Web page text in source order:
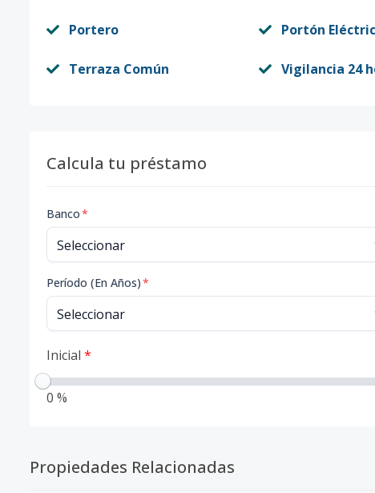
Portero Portón
Terraza Común Vigilancia 24
Calcula tu préstamo
Banco*
Período (En Años)*
Inicial *
0 %
Propiedades Relacionadas